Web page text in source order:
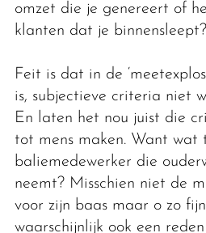
omzet die je genereert of
klanten dat je binnensleept?
Feit is dat in de
is, subjectieve criteria niet
En laten het nou juist die
tot mens maken. Want wat
baliemedewerker die
neemt? Misschien niet de
voor zijn baas maar o zo
waarschijnlijk ook een